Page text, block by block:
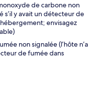
de carbone non
s’il y avait un détecteur de
envisagez
non signalée (l’hôte n’a
de fumée dans